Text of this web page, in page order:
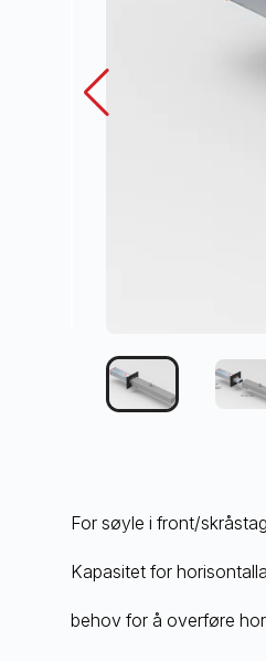
For søyle i front/
Kapasitet for
behov for å overføre